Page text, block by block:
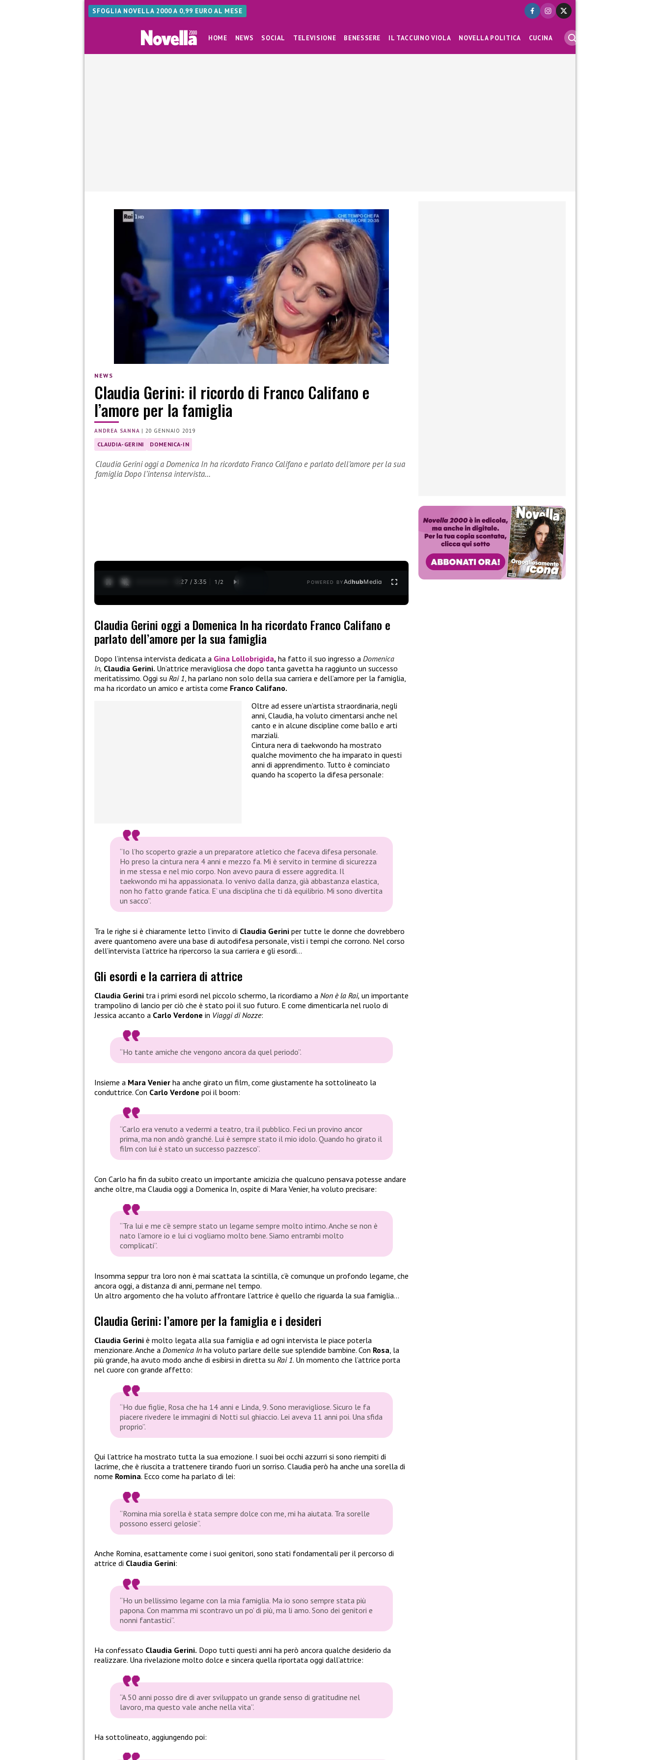
SFOGLIA NOVELLA 2000 A 0,99 EURO AL MESE
HOME NEWS SOCIAL TELEVISIONE BENESSERE IL TACCUINO VIOLA NOVELLA POLITICA CUCINA
NEWS
Claudia Gerini: il ricordo di Franco Califano e
l’amore per la famiglia
ANDREA SANNA |20 GENNAIO 2019
CLAUDIA-GERINI DOMENICA-IN
Claudia Gerini oggi a Domenica In ha ricordato Franco Califano e parlato dell’amore per la sua
famiglia Dopo l’intensa intervista…
0:28 / 3:35 1 /2 POWERED BYAdhubMedia
Claudia Gerini oggi a Domenica In ha ricordato Franco Califano e
parlato dell’amore per la sua famiglia
Dopo l’intensa intervista dedicata a Gina Lollobrigida, ha fatto il suo ingresso a Domenica
In, Claudia Gerini. Un’attrice meravigliosa che dopo tanta gavetta ha raggiunto un successo
meritatissimo. Oggi su Rai 1, ha parlano non solo della sua carriera e dell’amore per la famiglia,
ma ha ricordato un amico e artista come Franco Califano.
Oltre ad essere un’artista straordinaria, negli
anni, Claudia, ha voluto cimentarsi anche nel
canto e in alcune discipline come ballo e arti
marziali.
Cintura nera di taekwondo ha mostrato
qualche movimento che ha imparato in questi
anni di apprendimento. Tutto è cominciato
quando ha scoperto la difesa personale:
“Io l’ho scoperto grazie a un preparatore atletico che faceva difesa personale.
Ho preso la cintura nera 4 anni e mezzo fa. Mi è servito in termine di sicurezza
in me stessa e nel mio corpo. Non avevo paura di essere aggredita. Il
taekwondo mi ha appassionata. Io venivo dalla danza, già abbastanza elastica,
non ho fatto grande fatica. E’ una disciplina che ti dà equilibrio. Mi sono divertita
un sacco”.
Tra le righe si è chiaramente letto l’invito di Claudia Gerini per tutte le donne che dovrebbero
avere quantomeno avere una base di autodifesa personale, visti i tempi che corrono. Nel corso
dell’intervista l’attrice ha ripercorso la sua carriera e gli esordi…
Gli esordi e la carriera di attrice
Claudia Gerini tra i primi esordi nel piccolo schermo, la ricordiamo a Non è la Rai, un importante
trampolino di lancio per ciò che è stato poi il suo futuro. E come dimenticarla nel ruolo di
Jessica accanto a Carlo Verdone in Viaggi di Nozze:
“Ho tante amiche che vengono ancora da quel periodo”.
Insieme a Mara Venier ha anche girato un film, come giustamente ha sottolineato la
conduttrice. Con Carlo Verdone poi il boom:
“Carlo era venuto a vedermi a teatro, tra il pubblico. Feci un provino ancor
prima, ma non andò granché. Lui è sempre stato il mio idolo. Quando ho girato il
film con lui è stato un successo pazzesco”.
Con Carlo ha fin da subito creato un importante amicizia che qualcuno pensava potesse andare
anche oltre, ma Claudia oggi a Domenica In, ospite di Mara Venier, ha voluto precisare:
“Tra lui e me c’è sempre stato un legame sempre molto intimo. Anche se non è
nato l’amore io e lui ci vogliamo molto bene. Siamo entrambi molto
complicati”.
Insomma seppur tra loro non è mai scattata la scintilla, c’è comunque un profondo legame, che
ancora oggi, a distanza di anni, permane nel tempo.
Un altro argomento che ha voluto affrontare l’attrice è quello che riguarda la sua famiglia…
Claudia Gerini: l’amore per la famiglia e i desideri
Claudia Gerini è molto legata alla sua famiglia e ad ogni intervista le piace poterla
menzionare. Anche a Domenica In ha voluto parlare delle sue splendide bambine. Con Rosa, la
più grande, ha avuto modo anche di esibirsi in diretta su Rai 1. Un momento che l’attrice porta
nel cuore con grande affetto:
“Ho due figlie, Rosa che ha 14 anni e Linda, 9. Sono meravigliose. Sicuro le fa
piacere rivedere le immagini di Notti sul ghiaccio. Lei aveva 11 anni poi. Una sfida
proprio”.
Qui l’attrice ha mostrato tutta la sua emozione. I suoi bei occhi azzurri si sono riempiti di
lacrime, che è riuscita a trattenere tirando fuori un sorriso. Claudia però ha anche una sorella di
nome Romina. Ecco come ha parlato di lei:
“Romina mia sorella è stata sempre dolce con me, mi ha aiutata. Tra sorelle
possono esserci gelosie”.
Anche Romina, esattamente come i suoi genitori, sono stati fondamentali per il percorso di
attrice di Claudia Gerini:
“Ho un bellissimo legame con la mia famiglia. Ma io sono sempre stata più
papona. Con mamma mi scontravo un po’ di più, ma li amo. Sono dei genitori e
nonni fantastici”.
Ha confessato Claudia Gerini. Dopo tutti questi anni ha però ancora qualche desiderio da
realizzare. Una rivelazione molto dolce e sincera quella riportata oggi dall’attrice:
“A 50 anni posso dire di aver sviluppato un grande senso di gratitudine nel
lavoro, ma questo vale anche nella vita”.
Ha sottolineato, aggiungendo poi: